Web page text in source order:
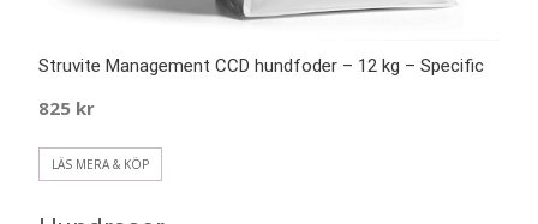
Struvite Management CCD hundfoder – 12 kg – Specific
825 kr
LÄS MERA & KÖP